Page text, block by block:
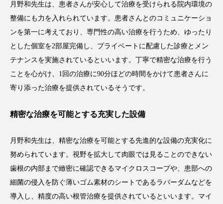
月野和先生は、患者さんが安心して治療を受けられる院内環境の
整備にも力を入れられています。患者さんとのコミュニケーショ
ンを第一に考えており、専門性の高い治療を行うため、ゆったり
とした個室を2部屋完備し、プライベートに配慮した診療とメン
テナンスを実施されているといいます。丁寧で精密な治療を行う
ことを心がけ、1回の治療に90分ほどの時間をかけて患者さんに
寄り添った治療を提供されているそうです。
精密な治療を可能とする充実した設備
月野和先生は、精密な治療を可能とする先進的な設備の充実化に
努められています。視野を拡大して肉眼では見ることのできない
歯根の内部まで緻密に確認できるマイクロスコープや、患部への
細菌の侵入を防ぐ薄いゴム素材のシートであるラバーダムなどを
導入し、精度の高い根管治療を提供されているといいます。マイ